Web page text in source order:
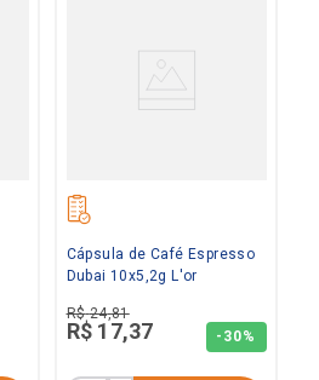
Cápsula de Café Espresso
Dubai 10x5,2g L'or
R$ 24,81
R$ 17,37 - 30%